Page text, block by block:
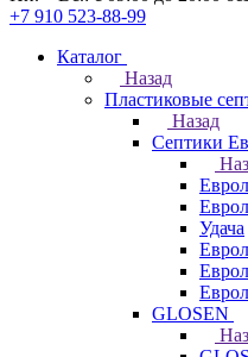
+7 910 523-88-99
Каталог
Назад
Пластиковые
Назад
Септики
Удача
GLOSEN